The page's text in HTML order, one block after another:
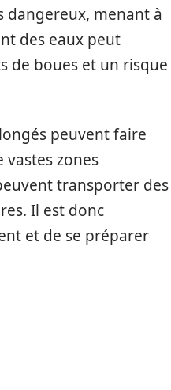
dangereux, menant à
des eaux peut
de boues et un risque
peuvent faire
zones
transporter des
Il est donc
et de se préparer